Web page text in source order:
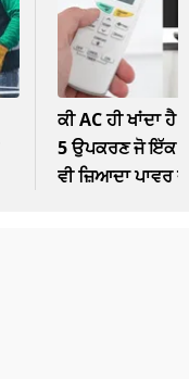
ਕੀ AC ਹੀ ਖਾਂਦਾ
5 ਉਪਕਰਣ ਜੋ ਇੱਕ
ਵੀ ਜ਼ਿਆਦਾ ਪਾਵਰ